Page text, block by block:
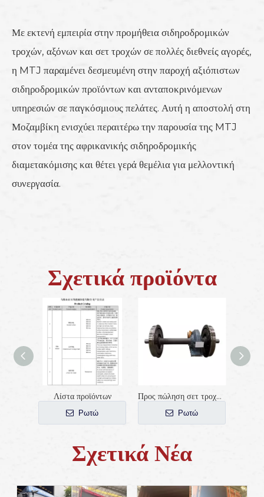
Με εκτενή εμπειρία στην προμήθεια σιδηροδρομικών
τροχών, αξόνων και σετ τροχών σε πολλές διεθνείς αγορές,
η MTJ παραμένει δεσμευμένη στην παροχή αξιόπιστων
σιδηροδρομικών προϊόντων και ανταποκρινόμενων
υπηρεσιών σε παγκόσμιους πελάτες. Αυτή η αποστολή στη
Μοζαμβίκη ενισχύει περαιτέρω την παρουσία της MTJ
στον τομέα της αφρικανικής σιδηροδρομικής
διαμετακόμισης και θέτει γερά θεμέλια για μελλοντική
συνεργασία.
Σχετικά προϊόντα
Λίστα προϊόντων
Ρωτώ
Προς πώληση σετ τροχών AAR Standard Train Subway
Ρωτώ
Σχετικά Νέα